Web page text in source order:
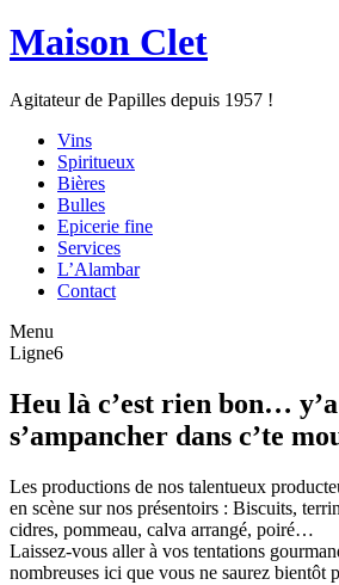
Maison Clet
Agitateur de Papilles depuis 1957 !
Vins
Spiritueux
Bières
Bulles
Epicerie fine
Services
L’Alambar
Contact
Menu
Ligne6
Heu là c’est rien bon…
s’ampancher dans c’te
Les productions de nos talentueux
en scène sur nos présentoirs : Biscuits,
cidres, pommeau, calva arrangé, poiré…
Laissez-vous aller à vos tentations
nombreuses ici que vous ne saurez bientôt